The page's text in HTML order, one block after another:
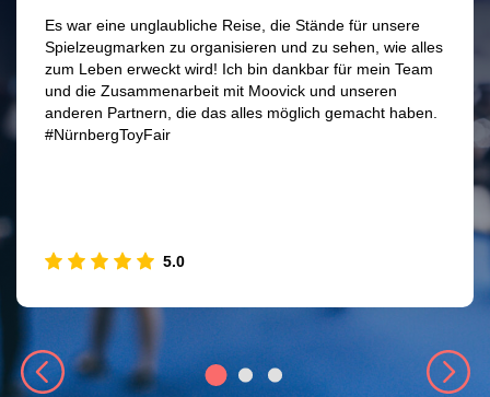
Es war eine unglaubliche Reise, die Stände für unsere
Spielzeugmarken zu organisieren und zu sehen, wie alles
zum Leben erweckt wird! Ich bin dankbar für mein Team
und die Zusammenarbeit mit Moovick und unseren
anderen Partnern, die das alles möglich gemacht haben.
#NürnbergToyFair
5.0